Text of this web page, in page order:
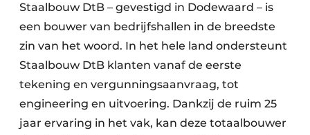
Staalbouw DtB – gevestigd in Dodewaard – is
een bouwer van bedrijfshallen in de breedste
zin van het woord. In het hele land ondersteunt
Staalbouw DtB klanten vanaf de eerste
tekening en vergunningsaanvraag, tot
engineering en uitvoering. Dankzij de ruim 25
jaar ervaring in het vak, kan deze totaalbouwer